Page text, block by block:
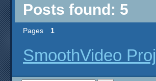
Posts found: 5
Pages 1
SmoothVideo